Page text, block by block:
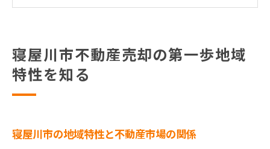
地域のインフラと不動産価格の関連性
る影響
地元の生活環境が不動産売却に及ぼす効果
高価格を目指す寝屋川市不動産売却成功の鍵
見込み客を惹きつけるプレゼンテーション方法
寝屋川市不動産売却の第一歩地域
特性を知る
寝屋川市の地域特性と不動産市場の関係